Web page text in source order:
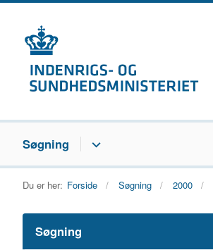
Søgning
Du er her: Forside Søgning 2000
Søgning